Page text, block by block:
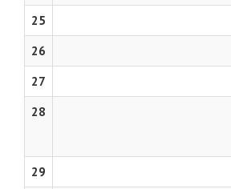
25
26
27
28
29